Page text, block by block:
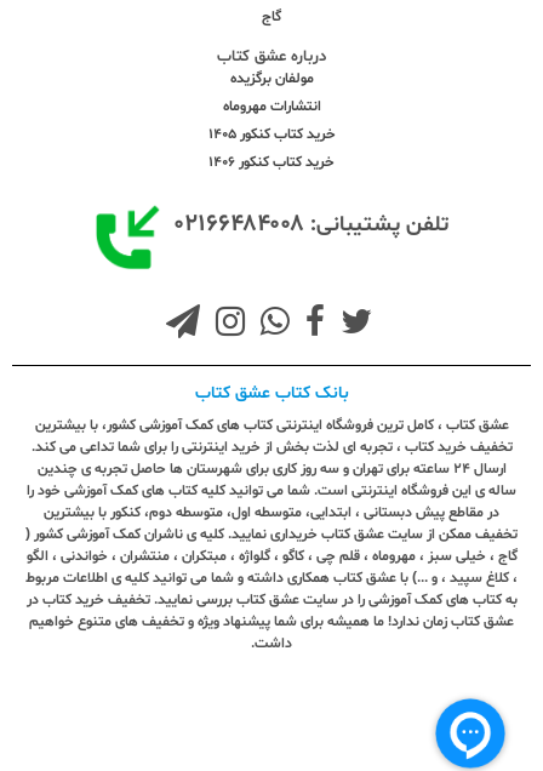
گاج
درباره عشق کتاب
مولفان برگزیده
انتشارات مهروماه
خرید کتاب کنکور 1405
خرید کتاب کنکور 1406
تلفن پشتیبانی: ۰۲۱۶۶۴۸۴۰۰۸
بانک کتاب عشق کتاب
عشق کتاب ، کامل ترین فروشگاه اینترنتی کتاب های کمک آموزشی کشور، با بیشترین
تخفیف خرید کتاب ، تجربه ای لذت بخش از خرید اینترنتی را برای شما تداعی می کند.
ارسال ٢٤ ساعته برای تهران و سه روز کاری برای شهرستان ها حاصل تجربه ی چندین
ساله ی این فروشگاه اینترنتی است. شما می توانید کلیه کتاب های کمک آموزشی خود را
در مقاطع پیش دبستانی ، ابتدایی، متوسطه اول، متوسطه دوم، کنکور با بیشترین
تخفیف ممکن از سایت عشق کتاب خریداری نمایید. کلیه ی ناشران کمک آموزشی کشور (
گاج ، خیلی سبز ، مهروماه ، قلم چی ، کاگو ، گلواژه ، مبتکران ، منتشران ، خواندنی ، الگو
، کلاغ سپید ، و ...) با عشق کتاب همکاری داشته و شما می توانید کلیه ی اطلاعات مربوط
به کتاب های کمک آموزشی را در سایت عشق کتاب بررسی نمایید. تخفیف خرید کتاب در
عشق کتاب زمان ندارد! ما همیشه برای شما پیشنهاد ویژه و تخفیف های متنوع خواهیم
داشت.